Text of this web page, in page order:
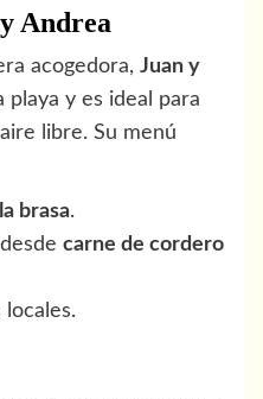
Andrea
acogedora, Juan y
playa y es ideal para
libre. Su menú
brasa.
carne de cordero